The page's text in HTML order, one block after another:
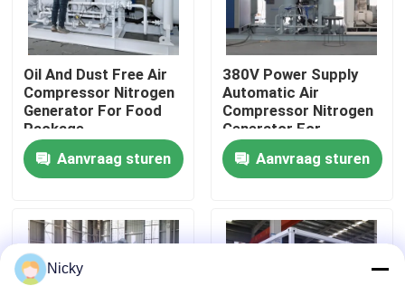
Neem contact met ons op
Nieuws
Vraag een offerte
PSA stikstofgasgeneratoren
De Generator van de hoge Zuiverheidsstikstof
Oil And Dust Free Air
Compressor Nitrogen
Generator For Food
Package
Aanvraag sturen
380V Power Supply
Automatic Air
Compressor Nitrogen
Generator For
Beverage Filling
Aanvraag sturen
Nicky